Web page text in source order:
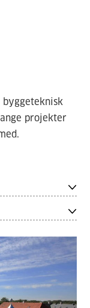
byggeteknisk
projekter